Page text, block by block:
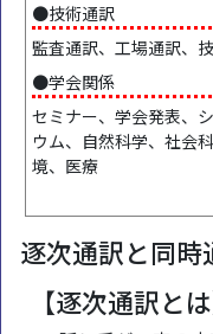
●技術通訳
監査通訳、工場通訳、
●学会関係
セミナー、学会発表、
ウム、自然科学、社会
境、医療
逐次通訳と同時
【逐次通訳とは